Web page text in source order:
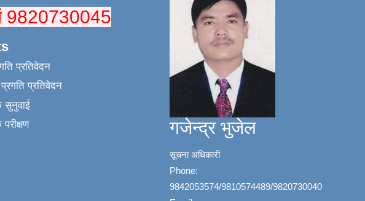
9820730045
प्रतिवेदन
प्रतिवेदन
सुनुवाई
गजेन्द्र भुजेल
सूचना अधिकारी
Phone:
9842053574/9810574489/9820730040